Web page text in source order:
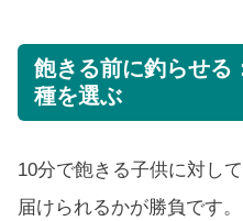
飽きる前に釣らせる
種を選ぶ
10分で飽きる子供に対し
届けられるかが勝負です